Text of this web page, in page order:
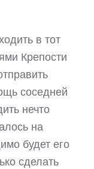
в тот
Крепости
соседней
нечто
на
будет его
сделать